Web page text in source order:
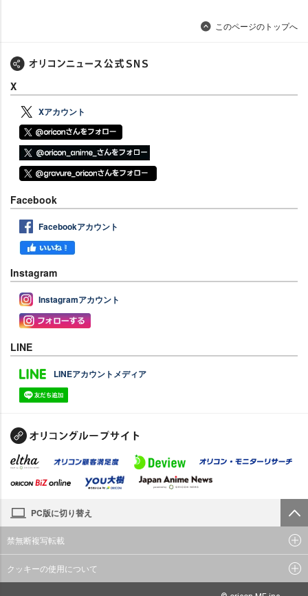
このページのトップへ
X
Xアカウント
Facebook
Facebookアカウント
Instagram
Instagramアカウント
LINE
LINEアカウントメディア
PC版に切り替え
禁無断複写転載
クッキーの使用について